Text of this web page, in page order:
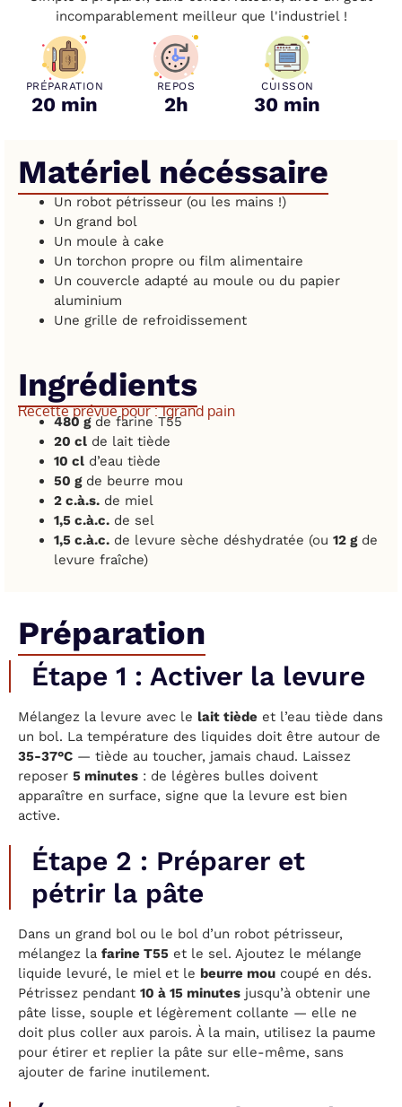
incomparablement meilleur que l'industriel !
PRÉPARATION
20 min
REPOS
2h
CUISSON
30 min
Matériel nécéssaire
Un robot pétrisseur (ou les mains !)
Un grand bol
Un moule à cake
Un torchon propre ou film alimentaire
Un couvercle adapté au moule ou du papier
aluminium
Une grille de refroidissement
Ingrédients
Recette prévue pour : 1grand pain
480 gde farine T55
20 cl de lait tiède
10 cl d’eau tiède
50 gde beurre mou
2 c.à.s. de miel
1,5 c.à.c. de sel
1,5 c.à.c. de levure sèche déshydratée (ou 12 gde
levure fraîche)
Préparation
Étape 1 : Activer la levure
Mélangez la levure avec le lait tiède et l’eau tiède dans
un bol. La température des liquides doit être autour de
35-37°C — tiède au toucher, jamais chaud. Laissez
reposer 5 minutes : de légères bulles doivent
apparaître en surface, signe que la levure est bien
active.
Étape 2 : Préparer et
pétrir la pâte
Dans un grand bol ou le bol d’un robot pétrisseur,
mélangez la farine T55 et le sel. Ajoutez le mélange
liquide levuré, le miel et le beurre mou coupé en dés.
Pétrissez pendant 10 à 15 minutes jusqu’à obtenir une
pâte lisse, souple et légèrement collante — elle ne
doit plus coller aux parois. À la main, utilisez la paume
pour étirer et replier la pâte sur elle-même, sans
ajouter de farine inutilement.